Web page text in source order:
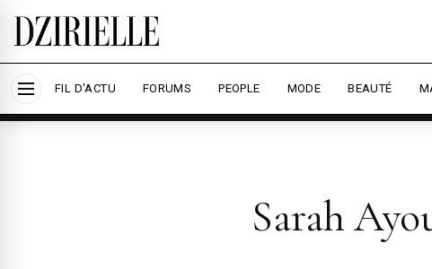
Nous utilisons des cookies pour améliorer votre
Accepter tout
FIL D'ACTU FORUMS PEOPLE MODE BEAUTÉ
Sarah